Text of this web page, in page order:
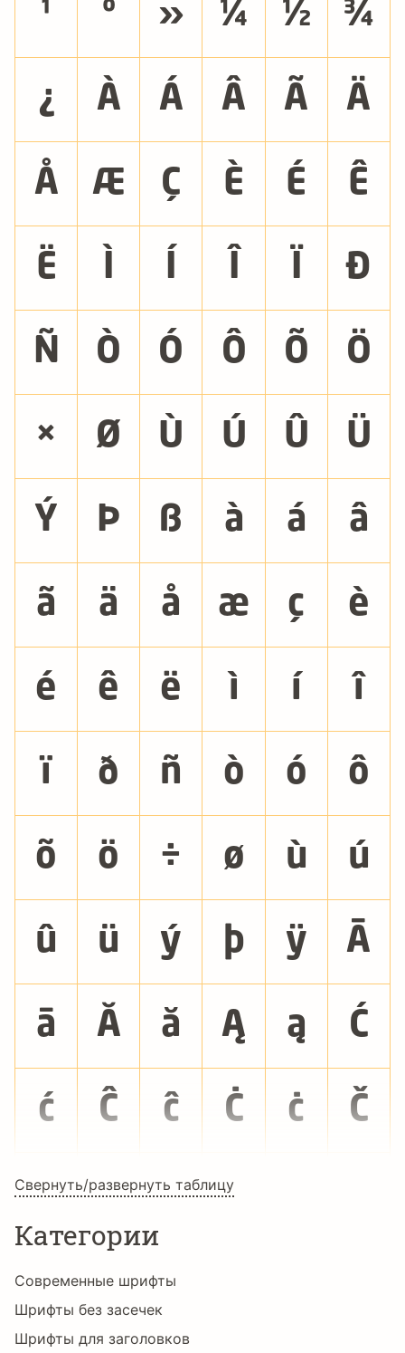
¹ º » ¼ ½ ¾
¿ À Á Â Ã Ä
Å Æ Ç È É Ê
Ë Ì Í Î Ï Ð
Ñ Ò Ó Ô Õ Ö
× Ø Ù Ú Û Ü
Ý Þ ß à á â
ã ä å æ ç è
é ê ë ì í î
ï ð ñ ò ó ô
õ ö ÷ ø ù ú
û ü ý þ ÿ Ā
ā Ă ă Ą ą Ć
ć Ĉ ĉ Ċ ċ Č
č Ď ď Đ
ē Ĕ ĕ
Свернуть/развернуть таблицу
Категории
Современные шрифты
Шрифты без засечек
Шрифты для заголовков